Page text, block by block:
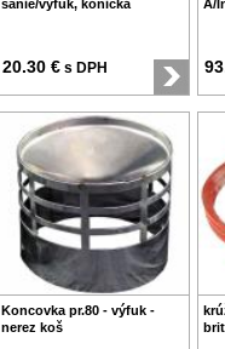
sanie/výfuk, kónická
20.30 € s DPH
A/
Koncovka pr.80 - výfuk -
nerez koš